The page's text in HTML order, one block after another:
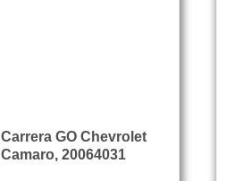
Carrera GO Chevrolet
Camaro, 20064031